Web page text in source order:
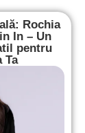
Rochia
In – Un
pentru
Ta